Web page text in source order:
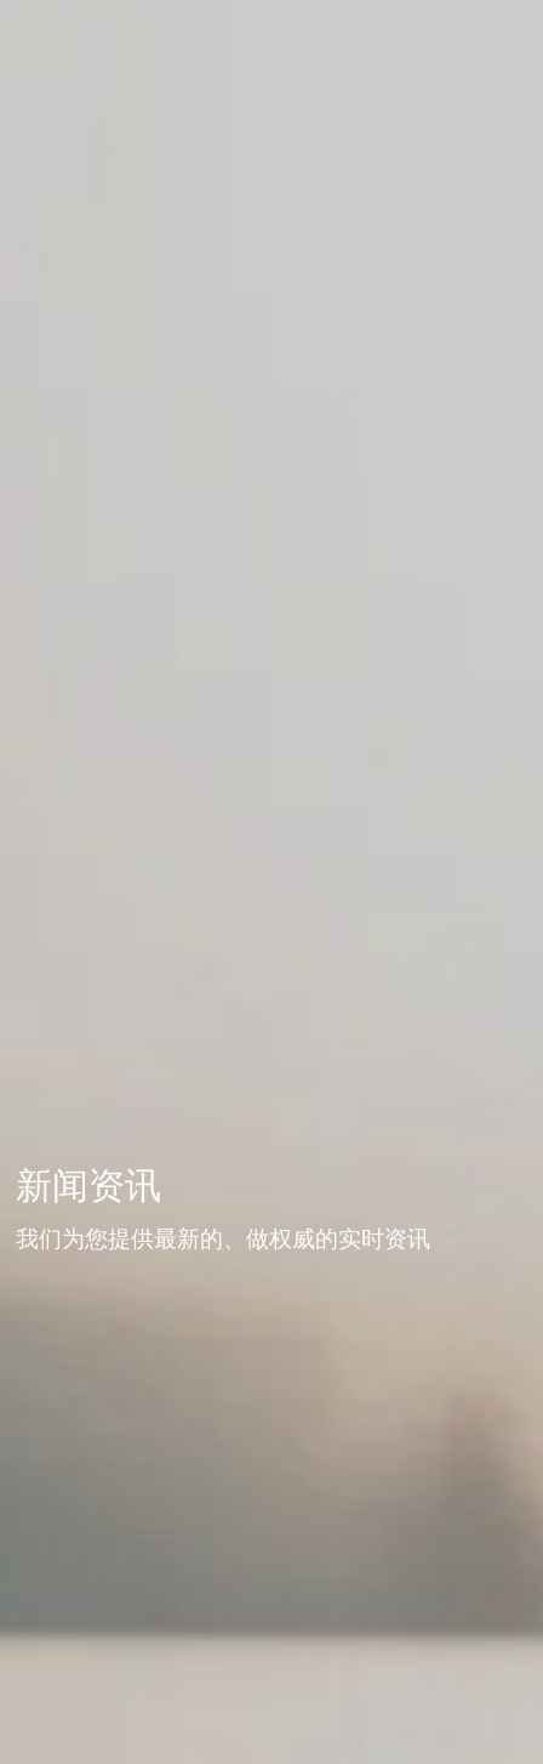
新闻资讯
我们为您提供最新的、做权威的实时资讯